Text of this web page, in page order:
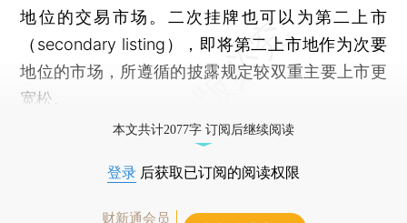
地位的交易市场。二次挂牌也可以为第二上市
（secondary listing），即将第二上市地作为次要
地位的市场，所遵循的披露规定较双重主要上市更
宽松。
本文共计2077字 订阅后继续阅读
登录 后获取已订阅的阅读权限
财新通会员